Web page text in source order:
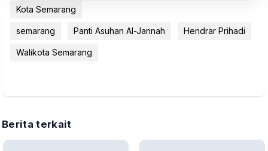
Kota Semarang
semarang Panti Asuhan Al-Jannah Hendrar Prihadi
Walikota Semarang
Berita terkait